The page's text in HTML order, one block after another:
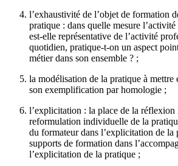
l’exhaustivité de l’objet de formation
pratique : dans quelle mesure
est-elle représentative de l’activité
quotidien, pratique-t-on un aspect
métier dans son ensemble ? ;
la modélisation de la pratique à mettre
son exemplification par homologie ;
l’explicitation : la place de la
reformulation individuelle de la
du formateur dans l’explicitation de la
supports de formation dans
l’explicitation de la pratique ;